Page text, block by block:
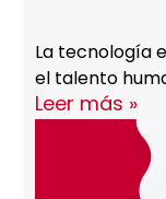
La tecnología
el talento
Leer más »